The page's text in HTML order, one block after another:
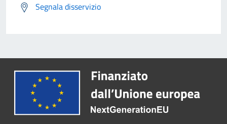
Segnala disservizio